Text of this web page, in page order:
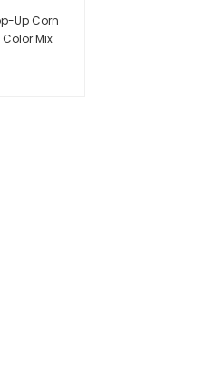
Up Corn
Color:Mix